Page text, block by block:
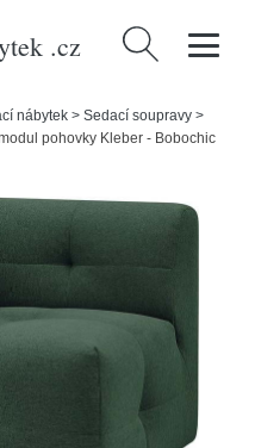
.cz Vyhledávání
nábytek > Sedací soupravy >
pohovky Kleber - Bobochic